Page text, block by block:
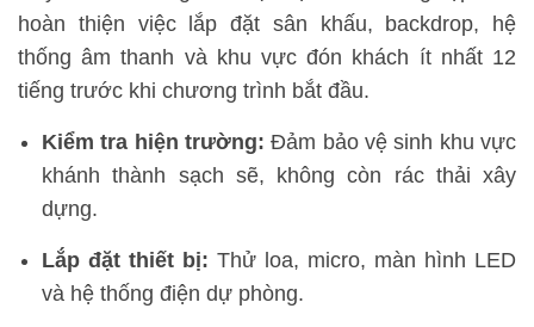
hoàn thiện việc lắp đặt sân khấu, backdrop, hệ
thống âm thanh và khu vực đón khách ít nhất 12
tiếng trước khi chương trình bắt đầu.
Kiểm tra hiện trường: Đảm bảo vệ sinh khu vực
khánh thành sạch sẽ, không còn rác thải xây
dựng.
Lắp đặt thiết bị: Thử loa, micro, màn hình LED
và hệ thống điện dự phòng.